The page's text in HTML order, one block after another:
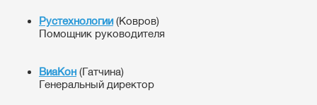
Рустехнологии(Ковров)
Помощник руководителя
ВиаКон (Гатчина)
Генеральный директор